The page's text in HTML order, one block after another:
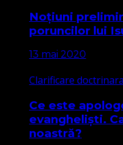
Noțiuni
poruncilor lui
13 mai 2020
Clarificare doctrinara
Ce este
evangheliști.
noastră?